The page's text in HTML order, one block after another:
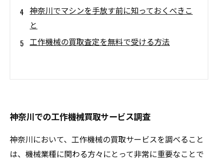
神奈川でマシンを手放す前に知っておくべきこ
と
工作機械の買取査定を無料で受ける方法
神奈川での工作機械買取サービス調査
神奈川において、工作機械の買取サービスを調べること
は、機械業種に関わる方々にとって非常に重要なことで